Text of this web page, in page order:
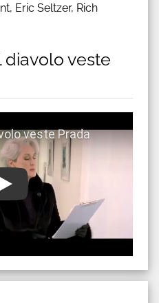
Eric Seltzer, Rich
diavolo veste